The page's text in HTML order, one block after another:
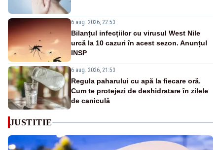
6 aug. 2026, 22:53
Bilanțul infecțiilor cu virusul West Nile
urcă la 10 cazuri în acest sezon. Anunțul
INSP
6 aug. 2026, 21:53
Regula paharului cu apă la fiecare oră.
Cum te protejezi de deshidratare în zilele
de caniculă
JUSTITIE